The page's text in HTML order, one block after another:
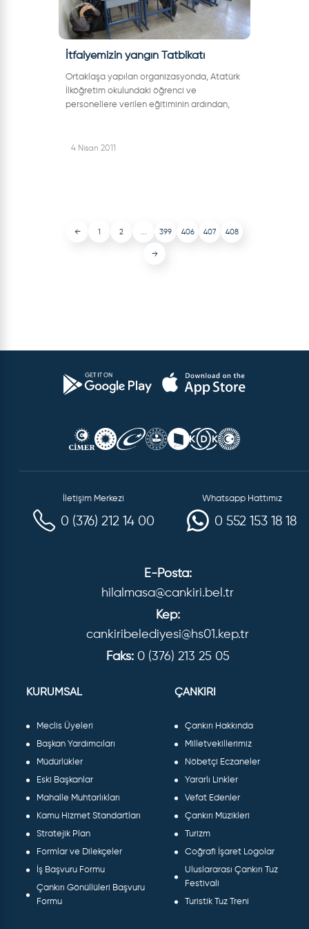
İtfaiyemizin yangın Tatbikatı
Ortaklaşa yapılan organizasyonda, Atatürk
İlköğretim okulundaki öğrenci ve
personellere verilen eğitiminin ardından,
gerçekleştirildi.Tat...
4 Nisan 2011
← 1 2 399 406 407 408
→
İletişim Merkezi
0 (376) 212 14 00
Whatsapp Hattımız
0 552 153 18 18
E-Posta:
hilalmasa@cankiri.bel.tr
Kep:
cankiribelediyesi@hs01.kep.tr
Faks: 0 (376) 213 25 05
KURUMSAL
Meclis Üyeleri
Başkan Yardımcıları
Müdürlükler
Eski Başkanlar
Mahalle Muhtarlıkları
Kamu Hizmet Standartları
Stratejik Plan
Formlar ve Dilekçeler
İş Başvuru Formu
Çankırı Gönüllüleri Başvuru
Formu
ÇANKIRI
Çankırı Hakkında
Milletvekillerimiz
Nöbetçi Eczaneler
Yararlı Linkler
Vefat Edenler
Çankırı Müzikleri
Turizm
Coğrafi İşaret Logolar
Uluslararası Çankırı Tuz
Festivali
Turistik Tuz Treni